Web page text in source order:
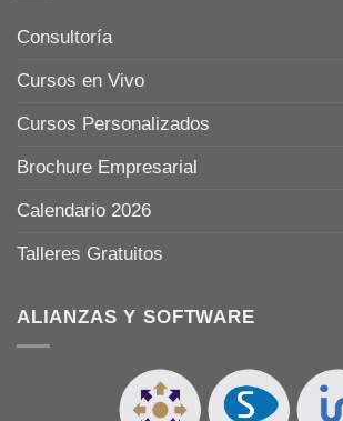
Consultoría
Cursos en Vivo
Cursos Personalizados
Brochure Empresarial
Calendario 2026
Talleres Gratuitos
ALIANZAS Y SOFTWARE